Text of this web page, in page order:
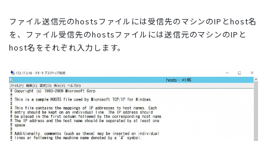
ファイル送信元のhostsファイルには受信先のマシンのIPとhost名
を、ファイル受信先のhostsファイルには送信元のマシンのIPと
host名をそれぞれ入力します。